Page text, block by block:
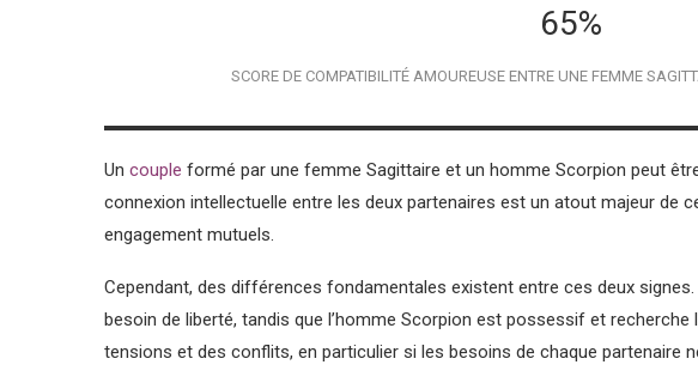
65%
SCORE DE COMPATIBILITÉ AMOUREUSE ENTRE UNE FEMME
Un couple formé par une femme Sagittaire et un homme Scorpion peut
connexion intellectuelle entre les deux partenaires est un atout majeur de
engagement mutuels.
Cependant, des différences fondamentales existent entre ces deux
besoin de liberté, tandis que l’homme Scorpion est possessif et
tensions et des conflits, en particulier si les besoins de chaque partenaire